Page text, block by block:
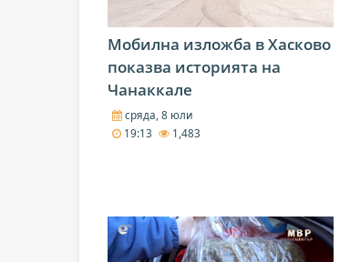
Мобилна изложба в Хасково
показва историята на
Чанаккале
сряда, 8 юли
19:13
1,483